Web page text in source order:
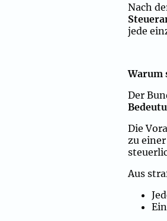
Nach
jede
Warum
Der
Die
zu einer
Aus